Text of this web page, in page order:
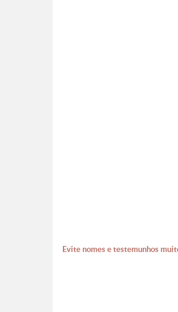
Evite nomes e testemunhos